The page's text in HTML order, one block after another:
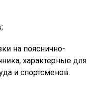
на пояснично-
характерные для
и спортсменов.